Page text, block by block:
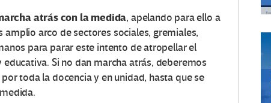
atrás con la medida, apelando para ello a
arco de sectores sociales, gremiales,
para parar este intento de atropellar el
Si no dan marcha atrás, deberemos
toda la docencia y en unidad, hasta que se